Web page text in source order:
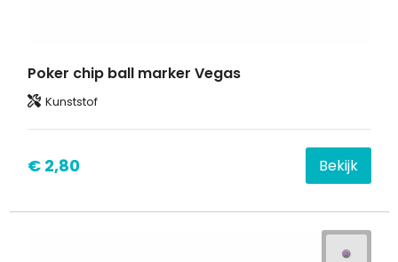
Poker chip ball marker Vegas
Kunststof
€ 2,80 Bekijk